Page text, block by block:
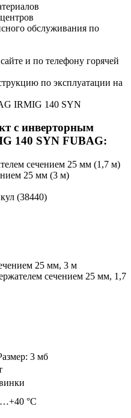
обслуживания по
и по телефону горячей
по эксплуатации на
IRMIG 140 SYN
с инверторным
140 SYN FUBAG:
сечением 25 мм (1,7 м)
25 мм (3 м)
(38440)
25 мм, 3 м
сечением 25 мм, 1,7
3 мб
°С